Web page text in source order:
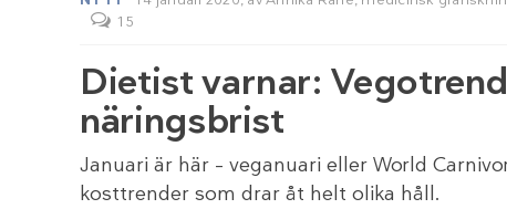
15
Dietist varnar:
näringsbrist
Januari är här – veganuari eller World
kosttrender som drar åt helt olika håll.